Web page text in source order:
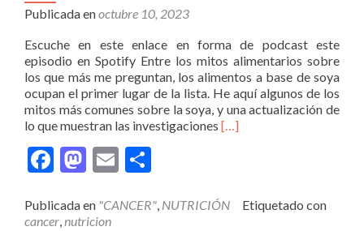
Publicada enoctubre 10, 2023
Escuche en este enlace en forma de podcast este
episodio en Spotify Entre los mitos alimentarios sobre
los que más me preguntan, los alimentos a base de soya
ocupan el primer lugar de la lista. He aquí algunos de los
mitos más comunes sobre la soya, y una actualización de
lo que muestran las investigaciones Leer
la
[…]
Facebook
Mastodon
Email
Publicada en "CANCER", NUTRICIÓN
Etiquetado con
cancer,nutricion